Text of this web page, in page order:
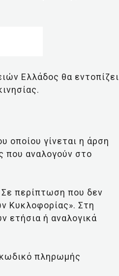
Ελλάδος θα εντοπίζει
γίνεται η άρση
που αναλογούν στο
περίπτωση που δεν
Κυκλοφορίας». Στη
ετήσια ή αναλογικά
κωδικό πληρωμής